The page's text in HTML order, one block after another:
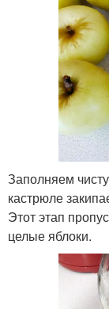
Заполняем
кастрюле
Этот этап
целые яблоки.